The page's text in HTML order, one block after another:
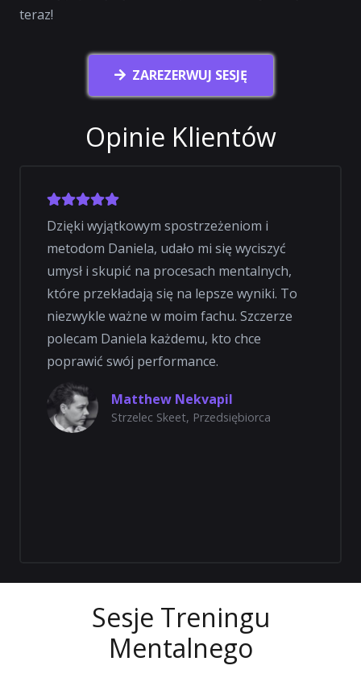
teraz!
ZAREZERWUJ SESJĘ
Opinie Klientów
Dzięki wyjątkowym spostrzeżeniom i
metodom Daniela, udało mi się wyciszyć
umysł i skupić na procesach mentalnych,
które przekładają się na lepsze wyniki. To
niezwykle ważne w moim fachu. Szczerze
polecam Daniela każdemu, kto chce
poprawić swój performance.
Matthew Nekvapil
Strzelec Skeet, Przedsiębiorca
Sesje Treningu
Mentalnego